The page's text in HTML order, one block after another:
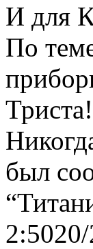
И для
По
был